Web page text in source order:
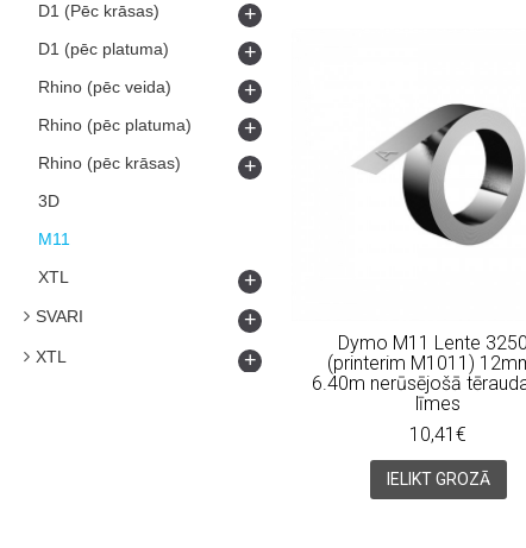
D1 (Pēc krāsas) +
D1 (pēc platuma) +
Rhino (pēc veida) +
Rhino (pēc platuma) +
Rhino (pēc krāsas) +
3D
M11
XTL
+
SVARI +
XTL +
Dymo M11 Lente
(printerim M1011)
6.40m nerūsējošā
līmes
10,41€
IELIKT GROZĀ